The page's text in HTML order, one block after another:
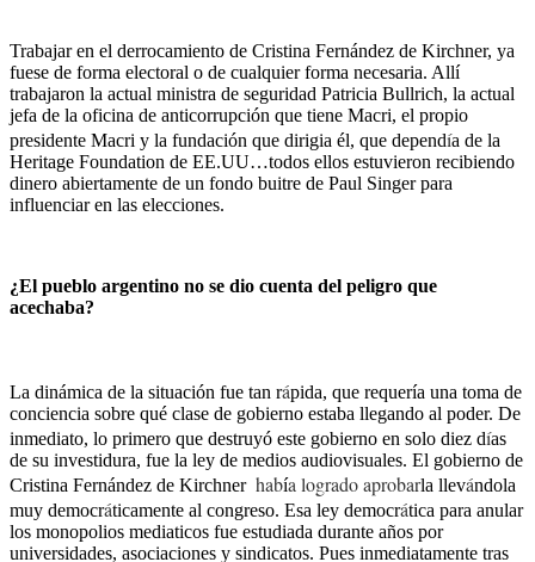
Trabajar en el derrocamiento de Cristina Fernández de Kirchner, ya
fuese de forma electoral o de cualquier forma necesaria. Allí
trabajaron la actual ministra de seguridad Patricia Bullrich, la actual
jefa de la oficina de anticorrupción que tiene Macri, el propio
presidente Macri y la fundación que dirigia él, que dependía de la
Heritage Foundation de EE.UU…todos ellos estuvieron recibiendo
dinero abiertamente de un fondo buitre de Paul Singer para
influenciar en las elecciones.
¿El pueblo argentino no se dio cuenta del peligro que
acechaba?
La dinámica de la situación fue tan rápida, que requería una toma de
conciencia sobre qué clase de gobierno estaba llegando al poder. De
inmediato, lo primero que destruyó este gobierno en solo diez días
de su investidura, fue la ley de medios audiovisuales. El gobierno de
Cristina Fernández de Kirchner había logrado aprobarla llevándola
muy democráticamente al congreso. Esa ley democrática para anular
los monopolios mediaticos fue estudiada durante años por
universidades, asociaciones y sindicatos. Pues inmediatamente tras